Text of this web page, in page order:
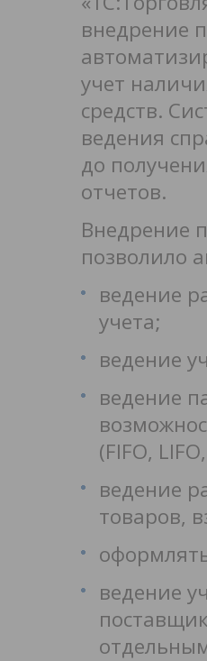
внедрение
учет
средств.
ведения
до
отчетов.
Внедрение
позволило
ведение
учета;
ведение
ведение
(FIFO,
ведение
товаров,
ведение